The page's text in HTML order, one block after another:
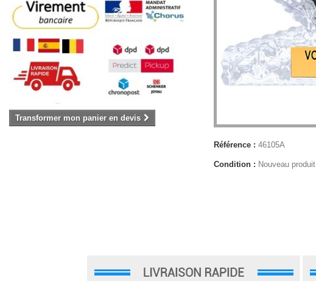
Transformer mon panier en devis
Référence : 46105A
Condition : Nouveau produit